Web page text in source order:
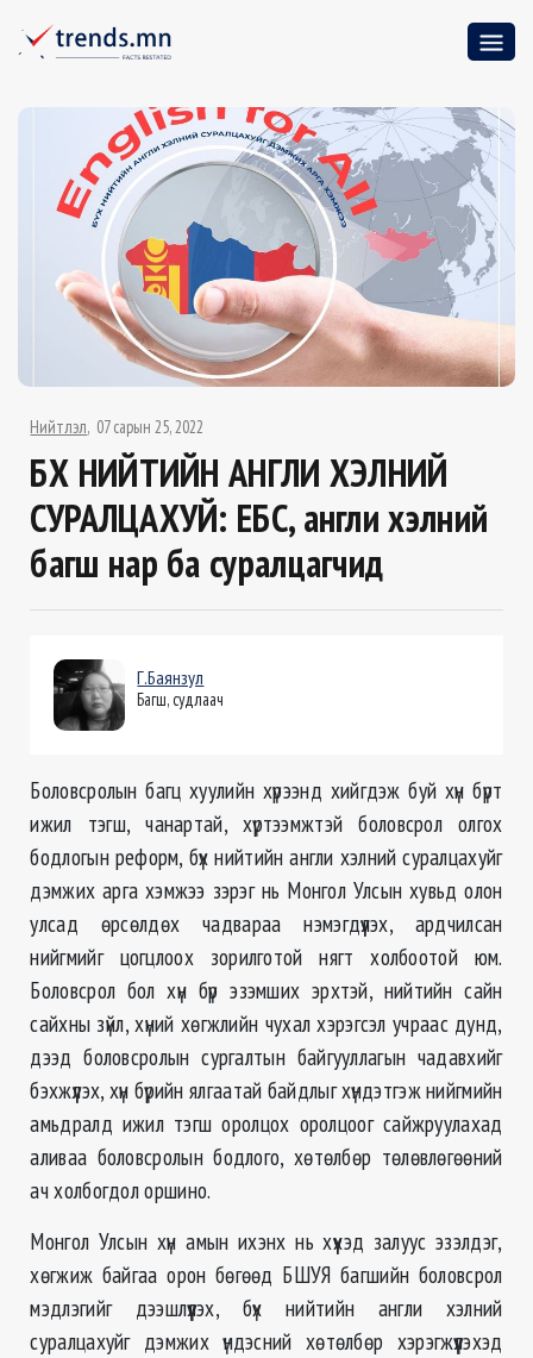
Нийтлэл 07 сарын 25, 2022
БҮХ НИЙТИЙН АНГЛИ ХЭЛНИЙ
СУРАЛЦАХУЙ: ЕБС, англи хэлний
багш нар ба суралцагчид
Г.Баянзул
Багш, судлаач
Боловсролын багц хуулийн хүрээнд хийгдэж буй хүн бүрт
ижил тэгш, чанартай, хүртээмжтэй боловсрол олгох
бодлогын реформ, бүх нийтийн англи хэлний суралцахуйг
дэмжих арга хэмжээ зэрэг нь Монгол Улсын хувьд олон
улсад өрсөлдөх чадвараа нэмэгдүүлэх, ардчилсан
нийгмийг цогцлоох зорилготой нягт холбоотой юм.
Боловсрол бол хүн бүр эзэмших эрхтэй, нийтийн сайн
сайхны зүйл, хүний хөгжлийн чухал хэрэгсэл учраас дунд,
дээд боловсролын сургалтын байгууллагын чадавхийг
бэхжүүлэх, хүн бүрийн ялгаатай байдлыг хүндэтгэж нийгмийн
амьдралд ижил тэгш оролцох оролцоог сайжруулахад
аливаа боловсролын бодлого, хөтөлбөр төлөвлөгөөний
ач холбогдол оршино.
Монгол Улсын хүн амын ихэнх нь хүүхэд залуус эзэлдэг,
хөгжиж байгаа орон бөгөөд БШУЯ багшийн боловсрол
мэдлэгийг дээшлүүлэх, бүх нийтийн англи хэлний
суралцахуйг дэмжих үндэсний хөтөлбөр хэрэгжүүлэхэд